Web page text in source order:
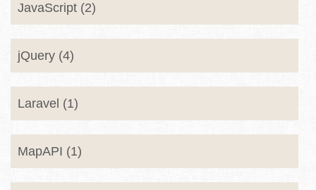
JavaScript (2)
jQuery (4)
Laravel (1)
MapAPI (1)